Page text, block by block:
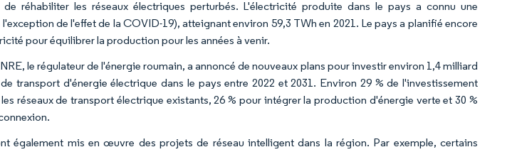
réhabiliter les réseaux électriques perturbés. L'électricité produite dans le pays a connu une
de l'effet de la COVID-19), atteignant environ 59,3 TWh en 2021. Le pays a planifié encore
pour équilibrer la production pour les années à venir.
le régulateur de l'énergie roumain, a annoncé de nouveaux plans pour investir environ 1,4 milliard
transport d'énergie électrique dans le pays entre 2022 et 2031. Environ 29 % de l'investissement
réseaux de transport électrique existants, 26 % pour intégrer la production d'énergie verte et 30 %
également mis en œuvre des projets de réseau intelligent dans la région. Par exemple, certains